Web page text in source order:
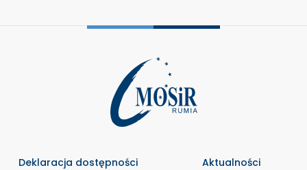
Deklaracja dostępności Aktualności